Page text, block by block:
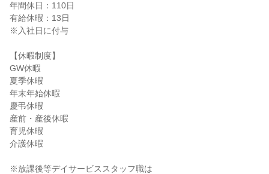
年間休日：110日
有給休暇：13日
※入社日に付与
【休暇制度】
GW休暇
夏季休暇
年末年始休暇
慶弔休暇
産前・産後休暇
育児休暇
介護休暇
※放課後等デイサービススタッフ職は